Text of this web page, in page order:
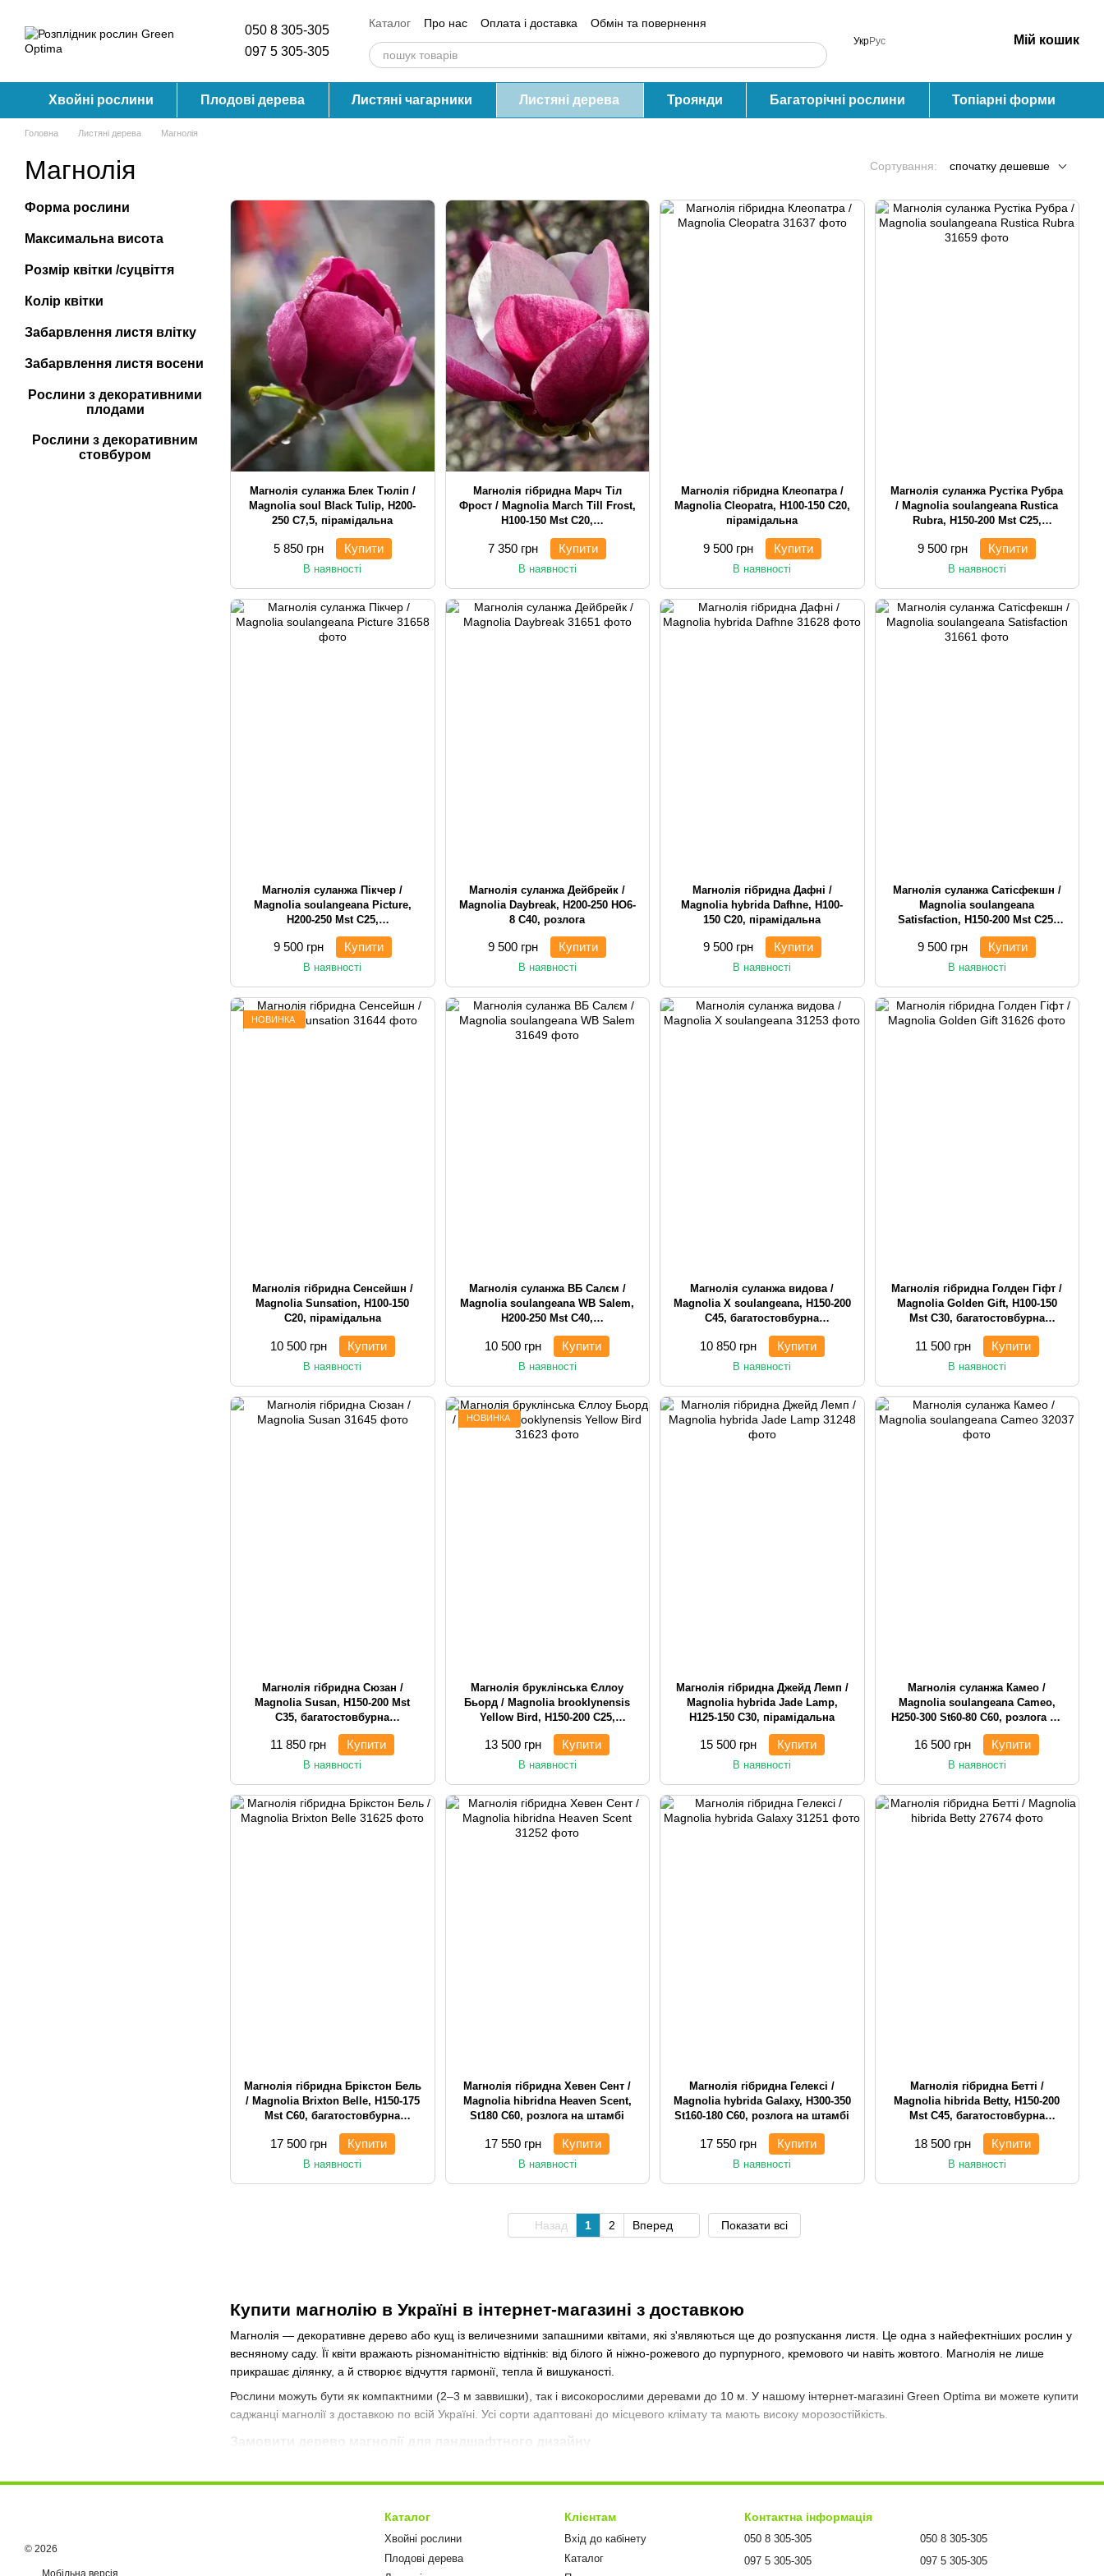
050 8 305-305
097 5 305-305
Каталог Про нас Оплата і доставка
Обмін та повернення
Контактна інформація
Блог Відгуки про магазин УкрРус Мій кошик
Хвойні рослини Плодові дерева Листяні чагарники Листяні дерева Троянди Багаторічні рослини Топіарні форми
Головна Листяні дерева Магнолія
Магнолія Сортування: спочатку дешевше
Купити магнолію в Україні в інтернет-магазині з доставкою
Магнолія — декоративне дерево або кущ із величезними запашними квітами, які з'являються ще до розпускання листя. Це одна з найефектніших рослин у
весняному саду. Її квіти вражають різноманітністю відтінків: від білого й ніжно-рожевого до пурпурного, кремового чи навіть жовтого. Магнолія не лише
прикрашає ділянку, а й створює відчуття гармонії, тепла й вишуканості.
Рослини можуть бути як компактними (2–3 м заввишки), так і високорослими деревами до 10 м. У нашому інтернет-магазині Green Optima ви можете купити
саджанці магнолії з доставкою по всій Україні. Усі сорти адаптовані до місцевого клімату та мають високу морозостійкість.
Замовити дерево магнолії для ландшафтного дизайну
частину групових композицій з іншими кущами або деревами,
рослини для зонування простору або підкреслення водойм.
Навесні квітуча магнолія стає справжнім центром уваги, приваблюючи погляди та створюючи неповторну атмосферу в будь-якому куточку саду.
Магнолія суланжа Блек Тюліп /
Magnolia soul Black Tulip, H200-
250 С7,5, пірамідальна
5 850 грн Купити
В наявності
Магнолія гібридна Марч Тіл
Фрост / Magnolia March Till Frost,
H100-150 Mst С20,
багатостовбурна чагарникова
7 350 грн Купити
В наявності
Магнолія гібридна Клеопатра /
Magnolia Cleopatra, H100-150 С20,
пірамідальна
9 500 грн Купити
В наявності
Магнолія суланжа Рустіка Рубра
/ Magnolia soulangeana Rustica
Rubra, H150-200 Mst С25,
багатостовбурна чагарникова
9 500 грн Купити
В наявності
Магнолія суланжа Пікчер /
Magnolia soulangeana Picture,
H200-250 Mst С25,
багатостовбурна чагарникова
9 500 грн Купити
В наявності
Магнолія суланжа Дейбрейк /
Magnolia Daybreak, H200-250 HO6-
8 С40, розлога
9 500 грн Купити
В наявності
Магнолія гібридна Дафні /
Magnolia hybrida Dafhne, H100-
150 С20, пірамідальна
9 500 грн Купити
В наявності
Магнолія суланжа Сатісфекшн /
Magnolia soulangeana
Satisfaction, H150-200 Mst С25,
багатостовбурна чагарникова
9 500 грн Купити
В наявності
НОВИНКА
Магнолія гібридна Сенсейшн /
Magnolia Sunsation, H100-150
С20, пірамідальна
10 500 грн Купити
В наявності
Магнолія суланжа ВБ Салєм /
Magnolia soulangeana WB Salem,
H200-250 Mst С40,
багатостовбурна чагарникова
10 500 грн Купити
В наявності
Магнолія суланжа видова /
Magnolia X soulangeana, H150-200
С45, багатостовбурна
чагарникова
10 850 грн Купити
В наявності
Магнолія гібридна Голден Гіфт /
Magnolia Golden Gift, H100-150
Mst С30, багатостовбурна
чагарникова
11 500 грн Купити
В наявності
Магнолія гібридна Сюзан /
Magnolia Susan, H150-200 Mst
С35, багатостовбурна
чагарникова
11 850 грн Купити
В наявності
НОВИНКА
Магнолія бруклінська Єллоу
Бьорд / Magnolia brooklynensis
Yellow Bird, H150-200 С25,
багатостовбурна чагарникова
13 500 грн Купити
В наявності
Магнолія гібридна Джейд Лемп /
Magnolia hybrida Jade Lamp,
H125-150 С30, пірамідальна
15 500 грн Купити
В наявності
Магнолія суланжа Камео /
Magnolia soulangeana Cameo,
H250-300 St60-80 С60, розлога на
штамбі
16 500 грн Купити
В наявності
Магнолія гібридна Брікстон Бель
/ Magnolia Brixton Belle, H150-175
Mst С60, багатостовбурна
чагарникова
17 500 грн Купити
В наявності
Магнолія гібридна Хевен Сент /
Magnolia hibridna Heaven Scent,
St180 С60, розлога на штамбі
17 550 грн Купити
В наявності
Магнолія гібридна Гелексі /
Magnolia hybrida Galaxy, H300-350
St160-180 С60, розлога на штамбі
17 550 грн Купити
В наявності
Магнолія гібридна Бетті /
Magnolia hibrida Betty, H150-200
Mst С45, багатостовбурна
чагарникова
18 500 грн Купити
В наявності
Назад 1 2 Вперед Показати всі
Форма рослини
Максимальна висота
Розмір квітки /суцвіття
Колір квітки
Забарвлення листя влітку
Забарвлення листя восени
Рослини з декоративними
плодами
Рослини з декоративним
стовбуром
© 2026
Мобільна версія
Каталог
Хвойні рослини
Плодові дерева
Клієнтам
Вхід до кабінету
Каталог
Контактна інформація
050 8 305-305
097 5 305-305
050 8 305-305
097 5 305-305